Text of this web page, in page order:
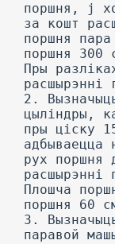
поршня, j
за кошт
поршня
поршня 300
Пры
расшырэнні
2.
цыліндры,
пры ціску
рух поршня
Плошча
поршня 60
3.
паравой